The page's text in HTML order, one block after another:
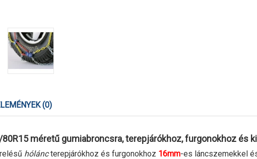
(0)
méretű gumiabroncsra, terepjárókhoz, furgonokhoz és
hóláncterepjárókhoz és furgonokhoz 16mm-es láncszemekkel